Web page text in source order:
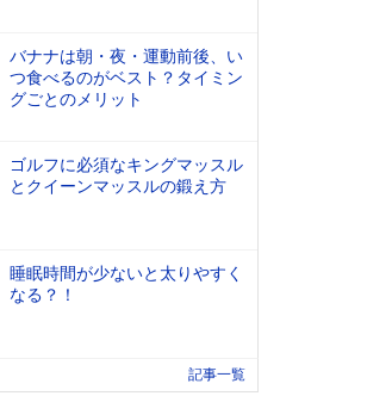
バナナは朝・夜・運動前後、い
つ食べるのがベスト？タイミン
グごとのメリット
ゴルフに必須なキングマッスル
とクイーンマッスルの鍛え方
睡眠時間が少ないと太りやすく
なる？！
記事一覧